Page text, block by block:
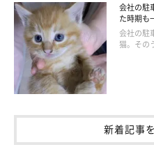
会社の駐
た時期
会社の駐
猫。その
新着記事